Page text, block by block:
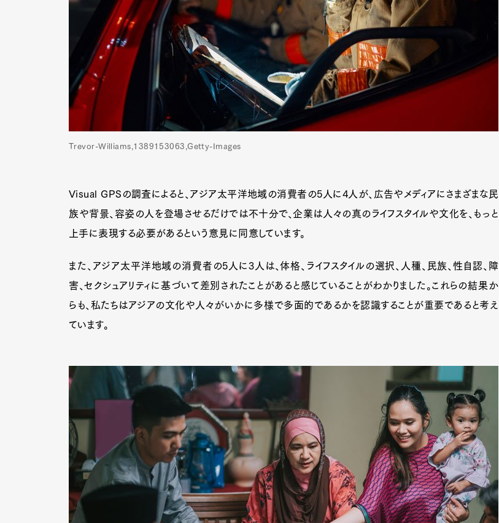
Trevor-Williams,1389153063,Getty-Images
Visual GPSの調査によると、アジア太平洋地域の消費者の5人に4人が、広告やメディアにさまざまな民
族や背景、容姿の人を登場させるだけでは不十分で、企業は人々の真のライフスタイルや文化を、もっと
上手に表現する必要があるという意見に同意しています。
また、アジア太平洋地域の消費者の5人に3人は、体格、ライフスタイルの選択、人種、民族、性自認、障
害、セクシュアリティに基づいて差別されたことがあると感じていることがわかりました。これらの結果か
らも、私たちはアジアの文化や人々がいかに多様で多面的であるかを認識することが重要であると考え
ています。